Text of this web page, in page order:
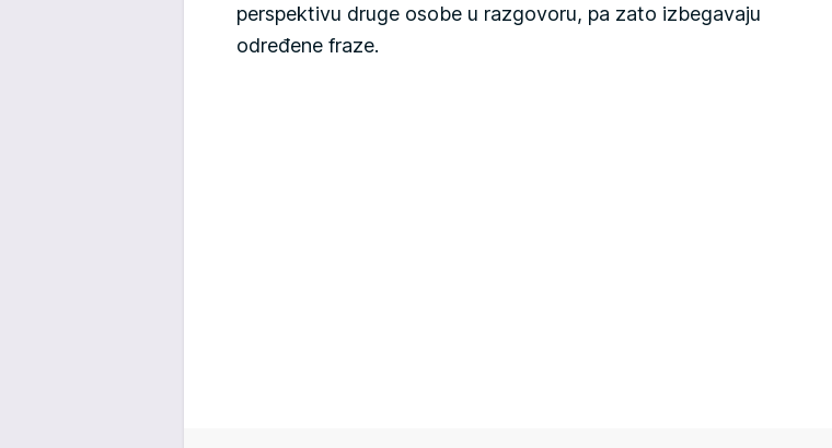
perspektivu druge osobe u razgovoru, pa zato izbegavaju
određene fraze.